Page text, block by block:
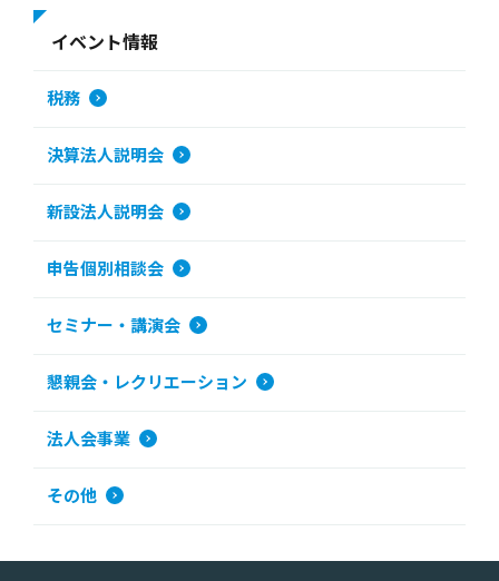
イベント情報
税務
決算法人説明会
新設法人説明会
申告個別相談会
セミナー・講演会
懇親会・レクリエーション
法人会事業
その他